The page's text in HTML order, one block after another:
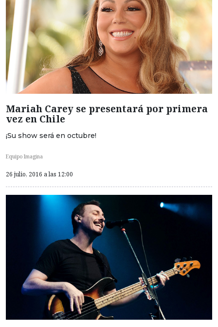
Mariah Carey se presentará por primera
vez en Chile
¡Su show será en octubre!
Equipo Imagina
26 julio, 2016 a las 12:00